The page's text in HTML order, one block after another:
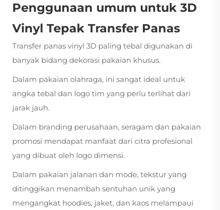
Penggunaan umum untuk 3D
Vinyl Tepak Transfer Panas
Transfer panas vinyl 3D paling tebal digunakan di
banyak bidang dekorasi pakaian khusus.
Dalam pakaian olahraga, ini sangat ideal untuk
angka tebal dan logo tim yang perlu terlihat dari
jarak jauh.
Dalam branding perusahaan, seragam dan pakaian
promosi mendapat manfaat dari citra profesional
yang dibuat oleh logo dimensi.
Dalam pakaian jalanan dan mode, tekstur yang
ditinggikan menambah sentuhan unik yang
mengangkat hoodies, jaket, dan kaos melampaui